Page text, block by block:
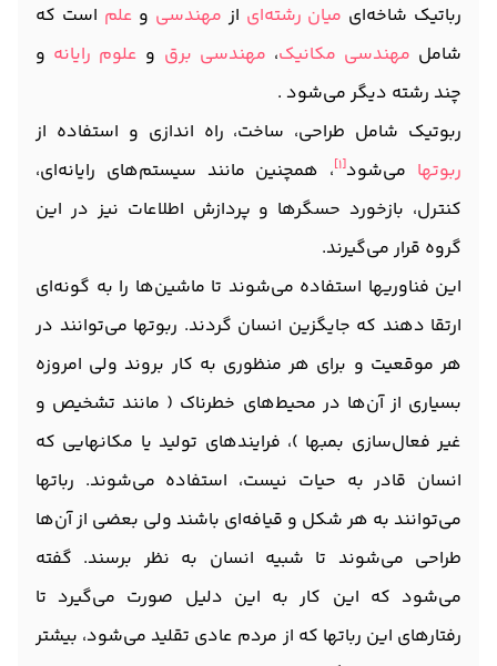
رباتیک شاخه‌ای میان رشته‌ای از مهندسی و علم است که
شامل مهندسی مکانیک، مهندسی برق و علوم رایانه و
چند رشته دیگر می‌شود .
ربوتیک شامل طراحی، ساخت، راه اندازی و استفاده از
ربوتها می‌شود[1] ، همچنین مانند سیستم‌های رایانه‌ای،
کنترل، بازخورد حسگرها و پردازش اطلاعات نیز در این
گروه قرار می‌گیرند.
این فناوریها استفاده می‌شوند تا ماشین‌ها را به گونه‌ای
ارتقا دهند که جایگزین انسان گردند. ربوتها می‌توانند در
هر موقعیت و برای هر منظوری به کار بروند ولی امروزه
بسیاری از آن‌ها در محیط‌های خطرناک ( مانند تشخیص و
غیر فعال‌سازی بمبها )، فرایندهای تولید یا مکانهایی که
انسان قادر به حیات نیست، استفاده می‌شوند. رباتها
می‌توانند به هر شکل و قیافه‌ای باشند ولی بعضی از آن‌ها
طراحی می‌شوند تا شبیه انسان به نظر برسند. گفته
می‌شود که این کار به این دلیل صورت می‌گیرد تا
رفتارهای این رباتها که از مردم عادی تقلید می‌شود، بیشتر